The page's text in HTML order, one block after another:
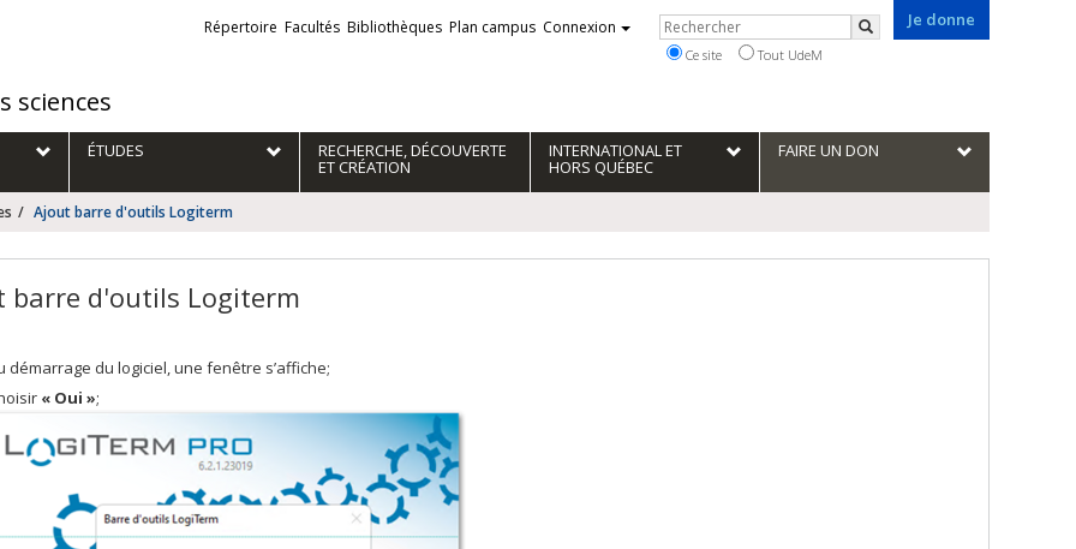
sciences
Je donne
Liens
externes
Répertoire Facultés Bibliothèques Plan campus Connexion Rechercher
Rechercher
Ce site Tout UdeM
ÉTUDES RECHERCHE, DÉCOUVERTE
ET CRÉATION
INTERNATIONAL ET
HORS QUÉBEC
FAIRE UN DON
Ajout barre d'outils Logiterm
barre d'outils Logiterm
démarrage du logiciel, une fenêtre s’affiche;
« Oui »;